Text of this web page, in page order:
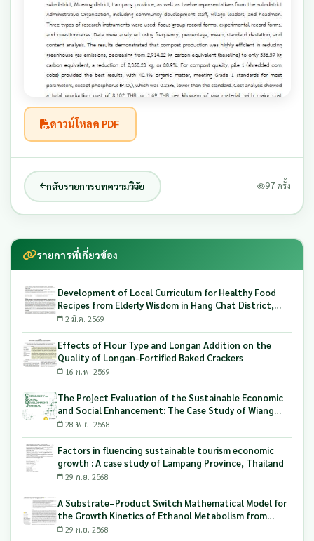
ดาวน์โหลด PDF
กลับรายการบทความวิจัย 97 ครั้ง
รายการที่เกี่ยวข้อง
Development of Local Curriculum for Healthy Food
Recipes from Elderly Wisdom in Hang Chat District,
Lampang Province Northern of Thailand
2 มี.ค. 2569
Effects of Flour Type and Longan Addition on the
Quality of Longan-Fortified Baked Crackers
16 ก.พ. 2569
The Project Evaluation of the Sustainable Economic
and Social Enhancement: The Case Study of Wiang
Mok Subdistrict Northern of Thailand
28 พ.ย. 2568
Factors in fluencing sustainable tourism economic
growth : A case study of Lampang Province, Thailand
29 ก.ย. 2568
A Substrate–Product Switch Mathematical Model for
the Growth Kinetics of Ethanol Metabolism from
Longan Solid Waste Using Candida tropicalis
29 ก.ย. 2568